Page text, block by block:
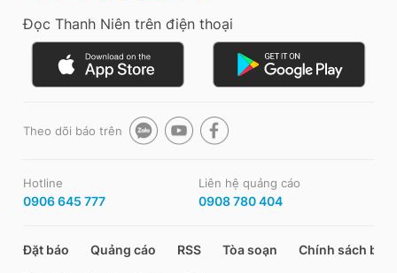
Đọc Thanh Niên trên điện thoại
Theo dõi báo trên
Hotline
0906 645 777
Liên hệ quảng cáo
0908 780 404
Đặt báo Quảng cáo RSS Tòa soạn Chính sách bảo